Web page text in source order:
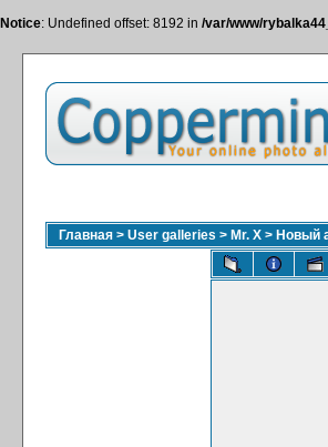
Notice: Undefined offset: 8192 in /var/www/
Главная > User galleries > Mr. X > Новый